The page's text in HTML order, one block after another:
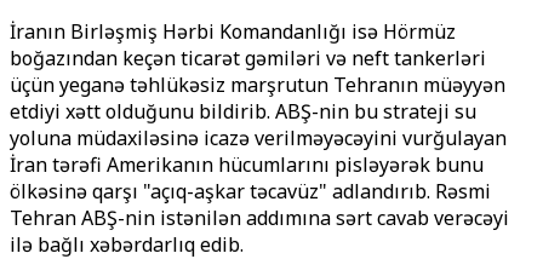
İranın Birləşmiş Hərbi Komandanlığı isə Hörmüz
boğazından keçən ticarət gəmiləri və neft tankerləri
üçün yeganə təhlükəsiz marşrutun Tehranın müəyyən
etdiyi xətt olduğunu bildirib. ABŞ-nin bu strateji su
yoluna müdaxiləsinə icazə verilməyəcəyini vurğulayan
İran tərəfi Amerikanın hücumlarını pisləyərək bunu
ölkəsinə qarşı "açıq-aşkar təcavüz" adlandırıb. Rəsmi
Tehran ABŞ-nin istənilən addımına sərt cavab verəcəyi
ilə bağlı xəbərdarlıq edib.